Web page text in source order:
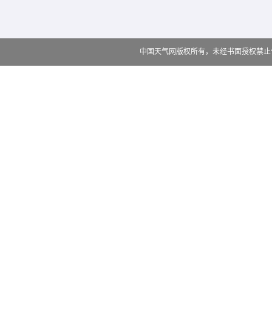
中国天气网版权所有，未经书面授权